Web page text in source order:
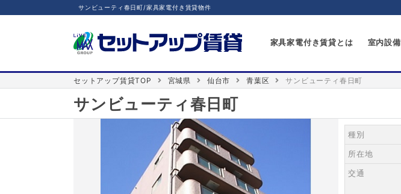
サンビューティ春日町/家具家電付き賃貸物件
家具家電付き賃貸とは 室内設備
セットアップ賃貸TOP 宮城県 仙台市 青葉区 サンビューティ春日町
サンビューティ春日町
種別
所在地
交通